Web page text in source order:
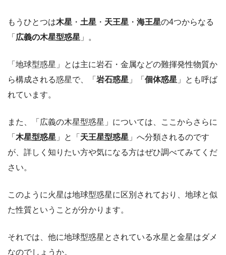
もうひとつは木星 ・ 土星 ・ 天王星 ・ 海王星の4つからなる
「 広義の木星型惑星 」 。
「地球型惑星」とは主に岩石・金属などの難揮発性物質か
ら構成される惑星で、「 岩石惑星 」「 個体惑星 」とも呼ば
れています。
また、「広義の木星型惑星」については、ここからさらに
「 木星型惑星 」と「 天王星型惑星 」へ分類されるのです
が、詳しく知りたい方や気になる方はぜひ調べてみてくだ
さい。
このように火星は地球型惑星に区別されており、地球と似
た性質ということが分かります。
それでは、他に地球型惑星とされている水星と金星はダメ
なのでしょうか。